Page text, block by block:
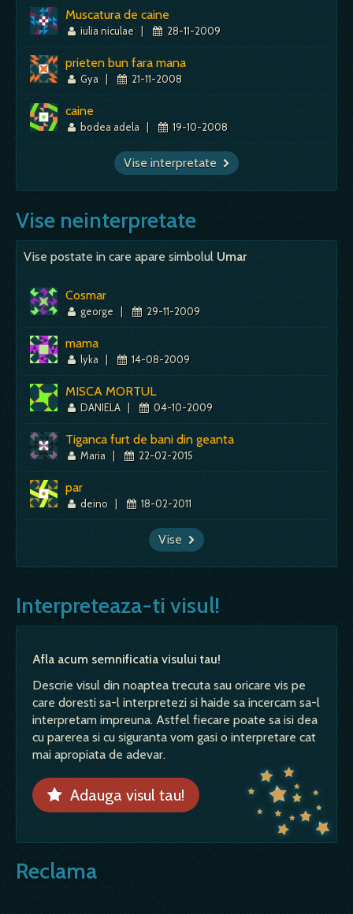
Muscatura de caine
iulia niculae | 28-11-2009
prieten bun fara mana
Gya | 21-11-2008
caine
bodea adela | 19-10-2008
Vise interpretate
Vise neinterpretate
Vise postate in care apare simbolul Umar
Cosmar
george | 29-11-2009
mama
lyka | 14-08-2009
MISCA MORTUL
DANIELA | 04-10-2009
Tiganca furt de bani din geanta
Maria | 22-02-2015
par
deino | 18-02-2011
Vise
Interpreteaza-ti visul!
Afla acum semnificatia visului tau!
Descrie visul din noaptea trecuta sau oricare vis pe
care doresti sa-l interpretezi si haide sa incercam sa-l
interpretam impreuna. Astfel fiecare poate sa isi dea
cu parerea si cu siguranta vom gasi o interpretare cat
mai apropiata de adevar.
Adauga visul tau!
Reclama